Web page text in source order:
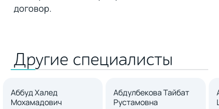
договор.
Другие специалисты
Аббуд Халед
Мохамадович
Абдулбекова Тайбат
Рустамовна